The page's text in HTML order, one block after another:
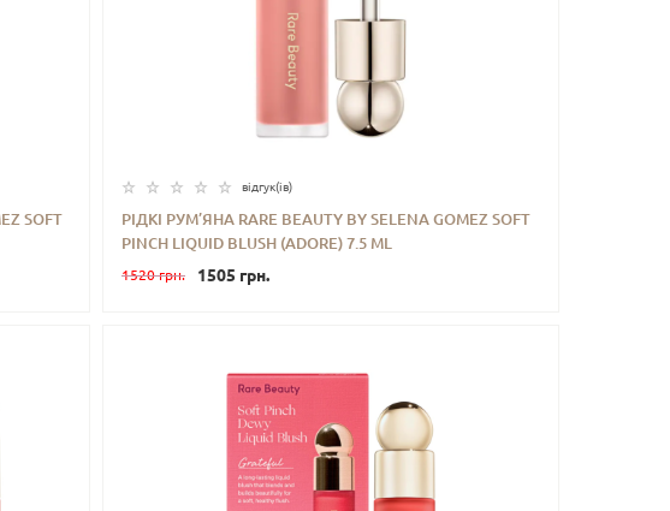
SOFT
відгук(iв)
РІДКІ РУМ’ЯНА RARE BEAUTY BY SELENA GOMEZ SOFT
PINCH LIQUID BLUSH (ADORE) 7.5 ML
1520 грн. 1505 грн.